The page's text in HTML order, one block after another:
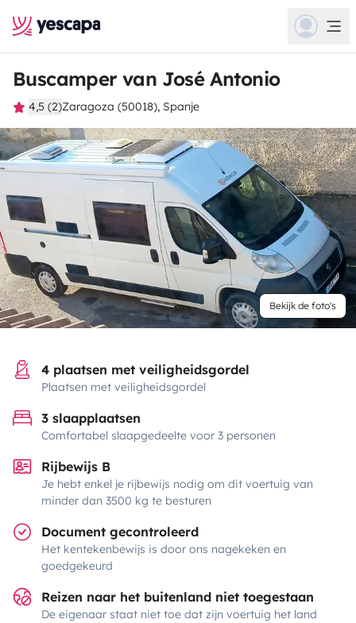
Buscamper van José Antonio
4,5 (2)Zaragoza (50018), Spanje
Bekijk de foto's
4 plaatsen met veiligheidsgordel
Plaatsen met veiligheidsgordel
3 slaapplaatsen
Comfortabel slaapgedeelte voor 3 personen
Rijbewijs B
Je hebt enkel je rijbewijs nodig om dit voertuig van
minder dan 3500 kg te besturen
Document gecontroleerd
Het kentekenbewijs is door ons nagekeken en
goedgekeurd
Reizen naar het buitenland niet toegestaan
De eigenaar staat niet toe dat zijn voertuig het land